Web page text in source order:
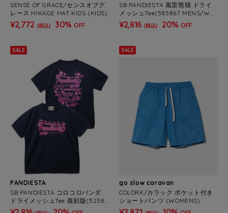
SENSE OF GRACE/センスオブグ
レース HIKAGE HAT KIDS (KIDS)
¥2,772 (税込) 30% OFF
SB PANDIESTA 風雷熊猫 ドライ
メッシュTee(585867 MENS/WO
MENS)
¥2,816 (税込) 20% OFF
SALE
PANDIESTA
SB PANDIESTA コロコロパンダ
ドライメッシュTee 復刻版(52387
7A MENS/WOMENS)
SALE
go slow caravan
COLORK/カラック ポケット付き
ショートパンツ (WOMENS)